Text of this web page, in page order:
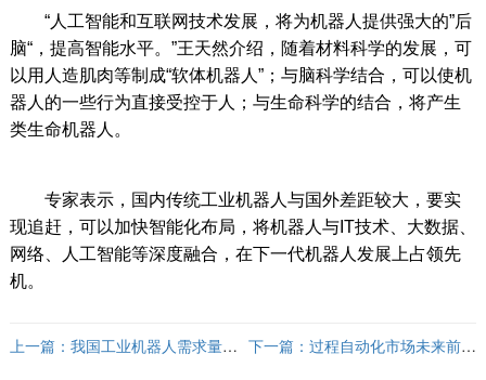
“人工智能和互联网技术发展，将为机器人提供强大的”后
脑“，提高智能水平。”王天然介绍，随着材料科学的发展，可
以用人造肌肉等制成“软体机器人”；与脑科学结合，可以使机
器人的一些行为直接受控于人；与生命科学的结合，将产生
类生命机器人。
专家表示，国内传统工业机器人与国外差距较大，要实
现追赶，可以加快智能化布局，将机器人与IT技术、大数据、
网络、人工智能等深度融合，在下一代机器人发展上占领先
机。
上一篇： 我国工业机器人需求量将 下一篇：过程自动化市场未来前景